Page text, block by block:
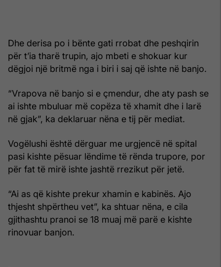
Dhe derisa po i bënte gati rrobat dhe peshqirin
për t’ia tharë trupin, ajo mbeti e shokuar kur
dëgjoi një britmë nga i biri i saj që ishte në banjo.
“Vrapova në banjo si e çmendur, dhe aty pash se
ai ishte mbuluar më copëza të xhamit dhe i larë
në gjak”, ka deklaruar nëna e tij për mediat.
Vogëlushi është dërguar me urgjencë në spital
pasi kishte pësuar lëndime të rënda trupore, por
për fat të mirë ishte jashtë rrezikut për jetë.
“Ai as që kishte prekur xhamin e kabinës. Ajo
thjesht shpërtheu vet”, ka shtuar nëna, e cila
gjithashtu pranoi se 18 muaj më parë e kishte
rinovuar banjon.